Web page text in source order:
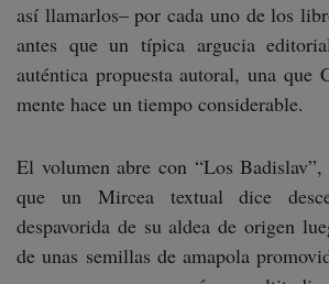
así llamarlos– por cada uno de los
antes que un típica argucia
auténtica propuesta autoral, una que
mente hace un tiempo considerable.
El volumen abre con “Los
que un Mircea textual dice
despavorida de su aldea de origen
de unas semillas de amapola